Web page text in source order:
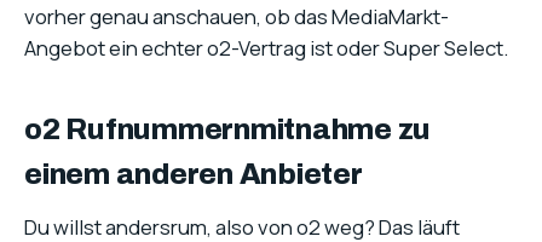
vorher genau anschauen, ob das MediaMarkt-
Angebot ein echter o2-Vertrag ist oder Super Select.
o2 Rufnummernmitnahme zu
einem anderen Anbieter
Du willst andersrum, also von o2 weg? Das läuft